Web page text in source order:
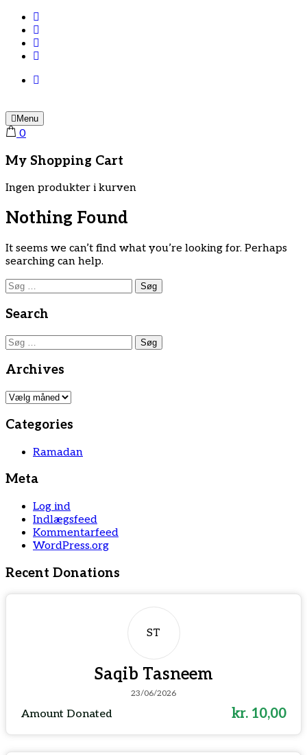
Menu
0
My Shopping Cart
Ingen produkter i kurven
Nothing Found
It seems we can’t find what you’re looking for. Perhaps
searching can help.
Søg
Search
Søg
efter:
Archives
Archives
Categories
Ramadan
Meta
Log ind
Indlægsfeed
Kommentarfeed
WordPress.org
Recent Donations
ST
Saqib Tasneem
23/06/2026
Amount Donated kr. 10,00